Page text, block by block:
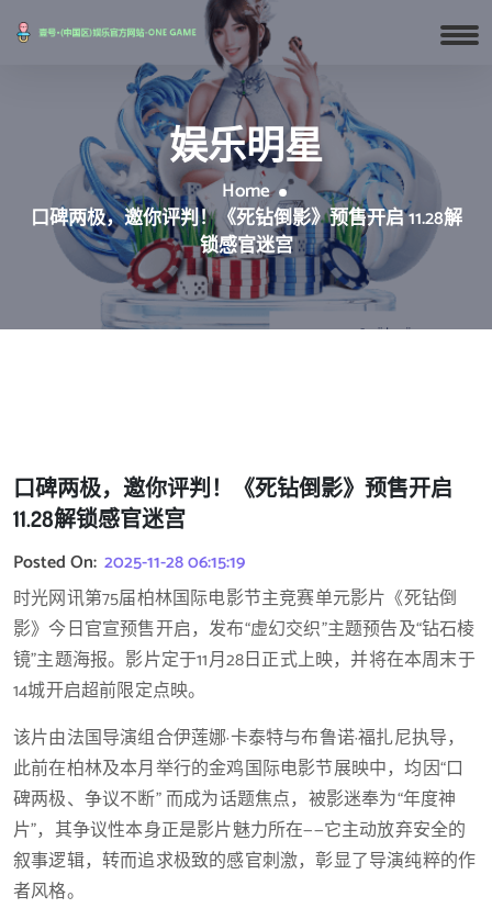
娱乐明星
Home
口碑两极，邀你评判！《死钻倒影》预售开启 11.28解
锁感官迷宫
口碑两极，邀你评判！《死钻倒影》预售开启
11.28解锁感官迷宫
Posted On: 2025-11-28 06:15:19
时光网讯第75届柏林国际电影节主竞赛单元影片《死钻倒
影》今日官宣预售开启，发布“虚幻交织”主题预告及“钻石棱
镜”主题海报。影片定于11月28日正式上映，并将在本周末于
14城开启超前限定点映。
该片由法国导演组合伊莲娜·卡泰特与布鲁诺·福扎尼执导，
此前在柏林及本月举行的金鸡国际电影节展映中，均因“口
碑两极、争议不断” 而成为话题焦点，被影迷奉为“年度神
片”，其争议性本身正是影片魅力所在——它主动放弃安全的
叙事逻辑，转而追求极致的感官刺激，彰显了导演纯粹的作
者风格。